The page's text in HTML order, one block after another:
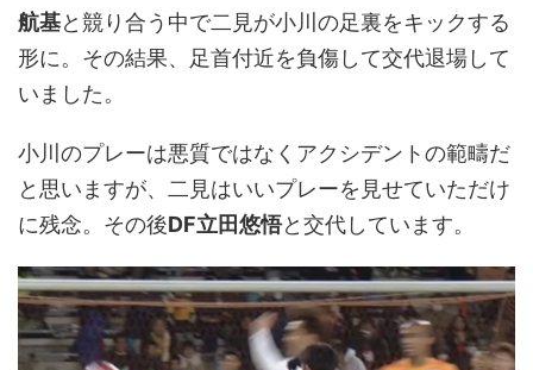
航基と競り合う中で二見が小川の足裏をキックする
形に。その結果、足首付近を負傷して交代退場して
いました。
小川のプレーは悪質ではなくアクシデントの範疇だ
と思いますが、二見はいいプレーを見せていただけ
に残念。その後DF立田悠悟と交代しています。